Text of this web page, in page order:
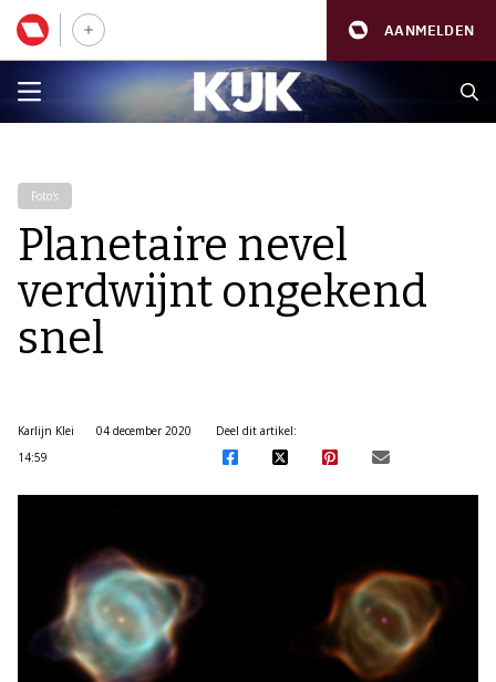
AANMELDEN
Foto's
Planetaire nevel
verdwijnt ongekend
snel
Karlijn Klei
04 december 2020
14:59
Deel dit artikel: